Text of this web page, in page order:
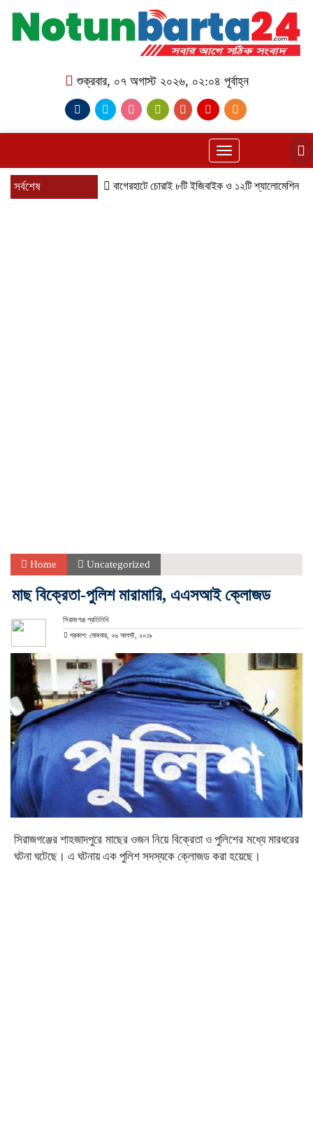
শুক্রবার, ০৭ অগাস্ট ২০২৬, ০২:০৪ পূর্বাহ্ন
Toggle
navigation
সর্বশেষ বাগেরহাটে চোরাই ৮টি ইজিবাইক ও ১২টি শ্যালোমেশিন উদ্ধার,
Home Uncategorized
মাছ বিক্রেতা-পুলিশ মারামারি, এএসআই ক্লোজড
সিরাজগঞ্জ প্রতিনিধি
প্রকাশ: সোমবার, ২৬ আগস্ট, ২০১৯
সিরাজগঞ্জের শাহজাদপুরে মাছের ওজন নিয়ে বিক্রেতা ও পুলিশের মধ্যে মারধরের
ঘটনা ঘটেছে। এ ঘটনায় এক পুলিশ সদস্যকে ক্লোজড করা হয়েছে।